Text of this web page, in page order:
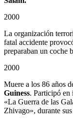
2000
La organización
fatal accidente
preparaban un coche
2000
Muere a los 86 años
Guiness. Participó en
«La Guerra de las
Zhivago», durante